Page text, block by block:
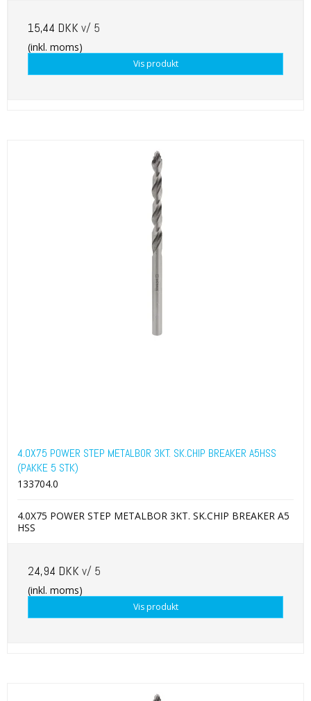
15,44 DKK v/ 5
(inkl. moms)
Vis produkt
4.0X75 POWER STEP METALBOR 3KT. SK.CHIP BREAKER A5HSS
(PAKKE 5 STK)
133704.0
4.0X75 POWER STEP METALBOR 3KT. SK.CHIP BREAKER A5
HSS
24,94 DKK v/ 5
(inkl. moms)
Vis produkt